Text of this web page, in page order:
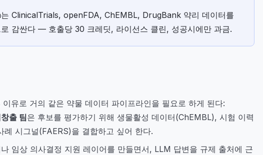
ClinicalTrials, openFDA, ChEMBL, DrugBank 약리 데이터를
감싼다 — 호출당 30 크레딧, 라이선스 클린, 성공시에만 과금.
유로 거의 같은 약물 데이터 파이프라인을 필요로 하게 된다:
출 팀은 후보를 평가하기 위해 생물활성 데이터(ChEMBL), 시험 이력
시그널(FAERS)을 결합하고 싶어 한다.
임상 의사결정 지원 레이어를 만들면서, LLM 답변을 규제 출처에 근